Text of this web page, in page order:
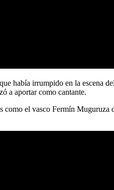
había irrumpido en la escena
a aportar como cantante.
el vasco Fermín